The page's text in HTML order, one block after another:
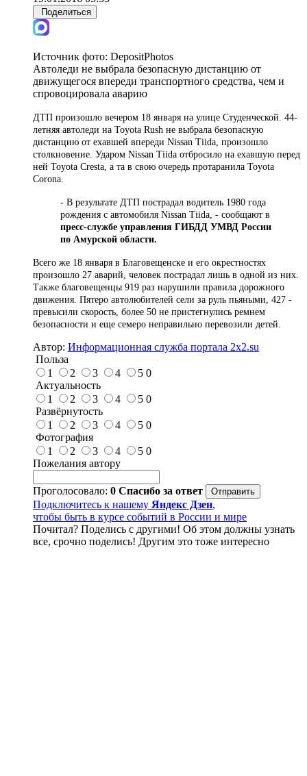
Поделиться
Источник фото: DepositPhotos
Автоледи не выбрала безопасную дистанцию от
движущегося впереди транспортного средства, чем и
спровоцировала аварию
ДТП произошло вечером 18 января на улице Студенческой. 44-
летняя автоледи на Toyota Rush не выбрала безопасную
дистанцию от ехавшей впереди Nissan Tiida, произошло
столкновение. Ударом Nissan Tiida отбросило на ехавшую перед
ней Toyota Cresta, а та в свою очередь протаранила Toyota
Corona.
- В результате ДТП пострадал водитель 1980 года
рождения с автомобиля Nissan Tiida, - сообщают в
пресс-службе управления ГИБДД УМВД России
по Амурской области.
Всего же 18 января в Благовещенске и его окрестностях
произошло 27 аварий, человек пострадал лишь в одной из них.
Также благовещенцы 919 раз нарушили правила дорожного
движения. Пятеро автолюбителей сели за руль пьяными, 427 -
превысили скорость, более 50 не пристегнулись ремнем
безопасности и еще семеро неправильно перевозили детей.
Автор: Информационная служба портала 2x2.su
Польза
1
2 3 4 5 0
Актуальность
1
2 3 4 5 0
Развёрнутость
1
2 3 4 5 0
Фотография
1
2 3 4 5 0
Пожелания автору
Проголосовало: 0 Спасибо за ответ
Подключитесь к нашему Яндекс Дзен,
чтобы быть в курсе событий в России и мире
Почитал? Поделись с другими! Об этом должны узнать
все, срочно поделись! Другим это тоже интересно